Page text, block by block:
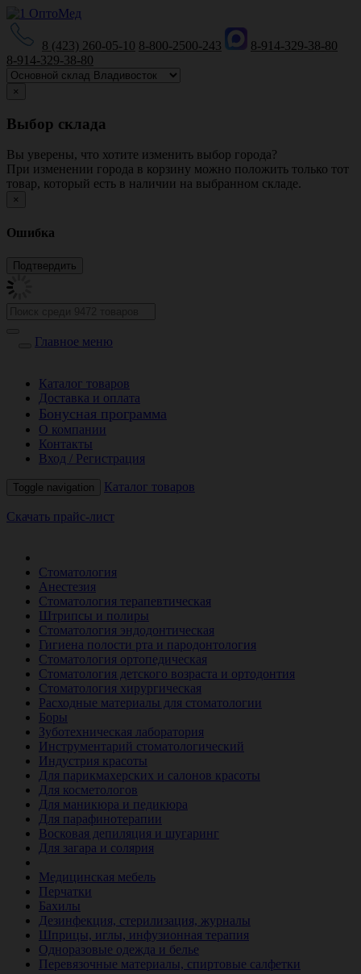
8 (423) 260-05-10 8-800-2500-243
8-914-329-38-80
8-914-329-38-80
×
Выбор склада
Вы уверены, что хотите изменить выбор города?
При изменении города в корзину можно положить только тот
товар, который есть в наличии на выбранном складе.
×
Ошибка
Главное меню
Каталог товаров
Доставка и оплата
Бонусная программа
О компании
Контакты
Вход / Регистрация
Toggle navigation Каталог товаров
Скачать прайс-лист
Стоматология
Анестезия
Стоматология терапевтическая
Штрипсы и полиры
Стоматология эндодонтическая
Гигиена полости рта и пародонтология
Стоматология ортопедическая
Стоматология детского возраста и ортодонтия
Стоматология хирургическая
Расходные материалы для стоматологии
Боры
Зуботехническая лаборатория
Инструментарий стоматологический
Индустрия красоты
Для парикмахерских и салонов красоты
Для косметологов
Для маникюра и педикюра
Для парафинотерапии
Восковая депиляция и шугаринг
Для загара и солярия
Медицинская мебель
Перчатки
Бахилы
Дезинфекция, стерилизация, журналы
Шприцы, иглы, инфузионная терапия
Одноразовые одежда и белье
Перевязочные материалы, спиртовые салфетки